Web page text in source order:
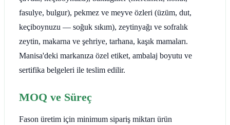
fasulye, bulgur), pekmez ve meyve özleri (üzüm, dut,
keçiboynuzu — soğuk sıkım), zeytinyağı ve sofralık
zeytin, makarna ve şehriye, tarhana, kaşık mamaları.
Manisa'deki markanıza özel etiket, ambalaj boyutu ve
sertifika belgeleri ile teslim edilir.
MOQ ve Süreç
Fason üretim için minimum sipariş miktarı ürün